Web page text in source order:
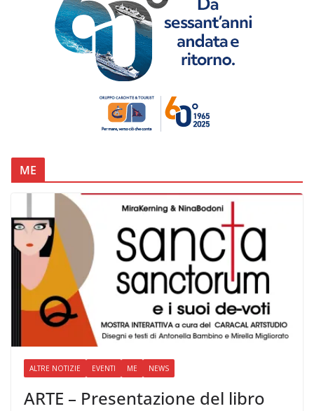
ME
ALTRE NOTIZIE EVENTI ME NEWS
ARTE – Presentazione del libro